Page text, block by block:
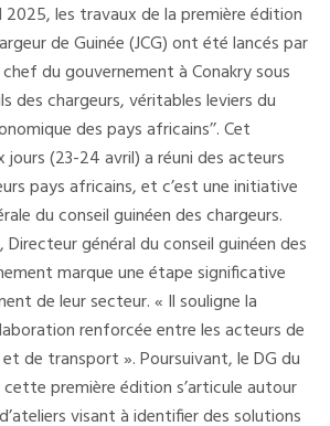
Premier
Ministre
Préside
La
Première
Édition
Des
Journées
Du
Chargeur
De
Guinée
2025, les travaux de la première édition
de Guinée (JCG) ont été lancés par
du gouvernement à Conakry sous
des chargeurs, véritables leviers du
des pays africains’’. Cet
(23-24 avril) a réuni des acteurs
pays africains, et c’est une initiative
du conseil guinéen des chargeurs.
Directeur général du conseil guinéen des
marque une étape significative
de leur secteur. « Il souligne la
renforcée entre les acteurs de
de transport ». Poursuivant, le DG du
cette première édition s’articule autour
visant à identifier des solutions